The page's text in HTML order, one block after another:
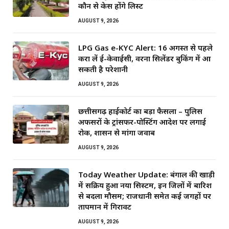
कौन से केस होंगे लिस्ट
AUGUST 9, 2026
LPG Gas e-KYC Alert: 16 अगस्त से पहले
करा लें ई-केवाईसी, वरना सिलेंडर बुकिंग में आ
सकती है परेशानी
AUGUST 9, 2026
छत्तीसगढ़ हाईकोर्ट का बड़ा फैसला – पुलिस
अफसरों के ट्रांसफर-पोस्टिंग आदेश पर लगाई
रोक, शासन से मांगा जवाब
AUGUST 9, 2026
Today Weather Update: बंगाल की खाड़ी
में सक्रिय हुआ नया सिस्टम, इन जिलों में बारिश
से बदला मौसम; राजधानी समेत कई जगहों पर
तापमान में गिरावट
AUGUST 9, 2026